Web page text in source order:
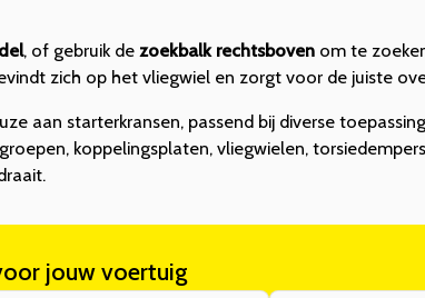
, of gebruik de zoekbalk rechtsboven om te
zich op het vliegwiel en zorgt voor de juiste
aan starterkransen, passend bij diverse
koppelingsplaten, vliegwielen,
jouw voertuig